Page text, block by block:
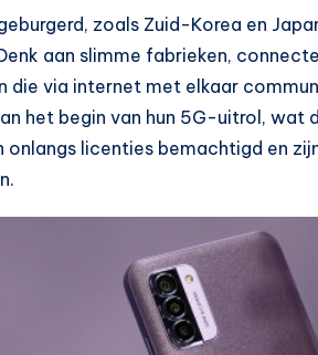
zoals Zuid-Korea en
aan slimme fabrieken,
die via internet met elkaar
het begin van hun 5G-uitrol,
licenties bemachtigd en